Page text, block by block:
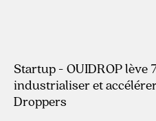
22.4.2026
Startup - OUIDROP
industrialiser et
Droppers